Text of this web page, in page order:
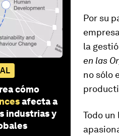
cómo
afecta a
industrias y
Por su
la
en las
no sólo
Todo